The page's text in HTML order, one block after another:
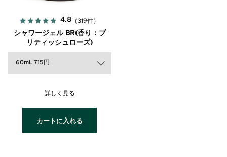
4.8 （319件）
シャワージェル BR(香り：ブ
リティッシュローズ)
60mL 715円
詳しく見る
カートに入れる